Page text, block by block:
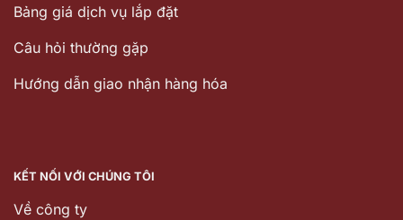
Bảng giá dịch vụ lắp đặt
Câu hỏi thường gặp
Hướng dẫn giao nhận hàng hóa
KẾT NỐI VỚI CHÚNG TÔI
Về công ty